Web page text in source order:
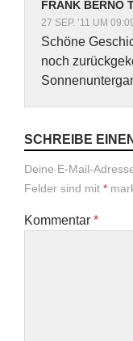
FRANK BERNO
27 SEP. ’11 UM
Schöne
noch
SCHREIBE
Deine E-Mail-
Felder sind mit *
Kommentar *